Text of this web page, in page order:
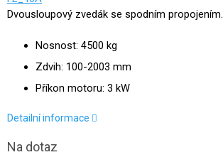
Dvousloupový zvedák se spodním propojením.
Nosnost: 4500 kg
Zdvih: 100-2003 mm
Příkon motoru: 3 kW
Detailní informace
Na dotaz